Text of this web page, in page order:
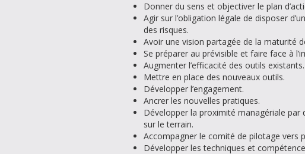
Donner du sens et objectiver le plan
Agir sur l’obligation légale de disposer
des risques.
Avoir une vision partagée de la maturité
Se préparer au prévisible et faire face à
Augmenter l’efficacité des outils existants.
Mettre en place des nouveaux outils.
Développer l’engagement.
Ancrer les nouvelles pratiques.
Développer la proximité managériale par
sur le terrain.
Accompagner le comité de pilotage vers
Développer les techniques et